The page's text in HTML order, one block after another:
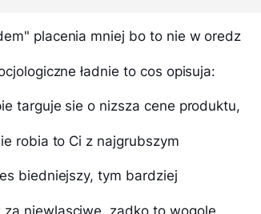
placenia mniej bo to nie w oredz
ładnie to cos opisuja:
targuje sie o nizsza cene produktu,
robia to Ci z najgrubszym
biedniejszy, tym bardziej
niewlasciwe, zadko to wogole